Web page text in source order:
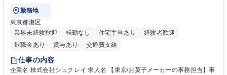
勤務地
東京都港区
業界未経験歓迎
転勤なし 住宅手当あり
経験者歓迎
退職金あり
賞与あり 交通費支給
仕事の内容
企業名 株式会社シュクレイ 求人名 【東京/お菓子メーカーの事務担当】事